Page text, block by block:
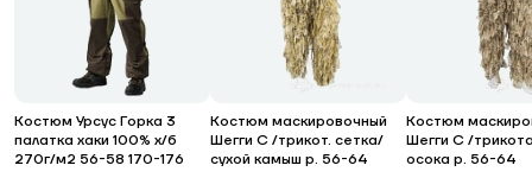
Костюм Урсус Горка 3
палатка хаки 100% х/б
270г/м2 56-58 170-176
Костюм маскировочный
Шегги С /трикот. сетка/
сухой камыш р. 56-64
Костюм
Шегги С /
осока р. 56-64